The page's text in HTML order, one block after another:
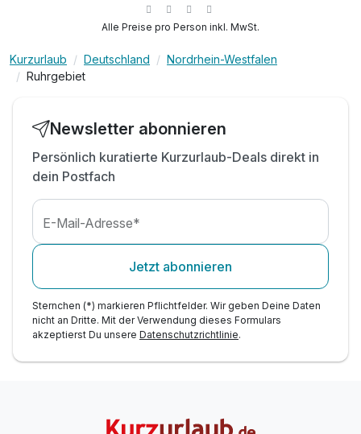
1 x gefüllter Rucksack mit Proviant
inkl. WLAN
Alle Preise pro Person inkl. MwSt.
Kurzurlaub Deutschland
Nordrhein-Westfalen
Ruhrgebiet
Newsletter abonnieren
Persönlich kuratierte Kurzurlaub-Deals direkt in
dein Postfach
E-Mail-Adresse*
Jetzt abonnieren
Sternchen (*) markieren Pflichtfelder. Wir geben Deine Daten
nicht an Dritte. Mit der Verwendung dieses Formulars
akzeptierst Du unsere Datenschutzrichtlinie.